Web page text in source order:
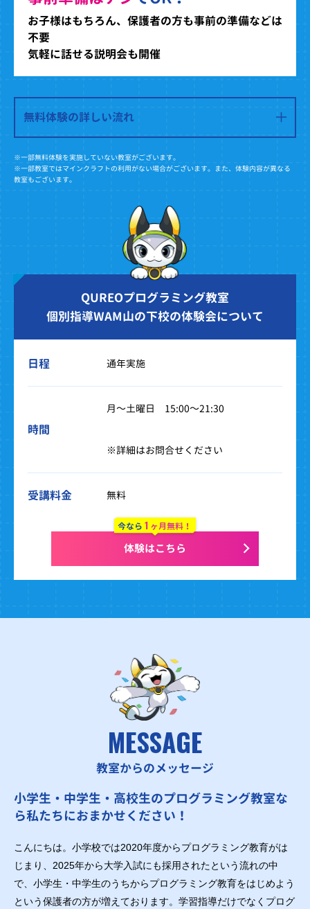
お子様はもちろん、保護者の方も事前の準備などは
不要
気軽に話せる説明会も開催
無料体験の詳しい流れ
※一部無料体験を実施していない教室がございます。
※一部教室ではマインクラフトの利用がない場合がございます。また、体験内容が異なる
教室もございます。
QUREOプログラミング教室
個別指導WAM山の下校の体験会について
日程 通年実施
時間
月～土曜日 15:00～21:30
※詳細はお問合せください
受講料金 無料
今なら1 ヶ月無料！
体験はこちら
MESSAGE
教室からのメッセージ
小学生・中学生・高校生のプログラミング教室な
ら私たちにおまかせください！
こんにちは。小学校では2020年度からプログラミング教育がは
じまり、2025年から大学入試にも採用されたという流れの中
で、小学生・中学生のうちからプログラミング教育をはじめよう
という保護者の方が増えております。学習指導だけでなくプログ